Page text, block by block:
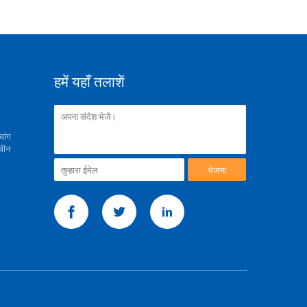
हमें यहाँ तलाशें
भेजना